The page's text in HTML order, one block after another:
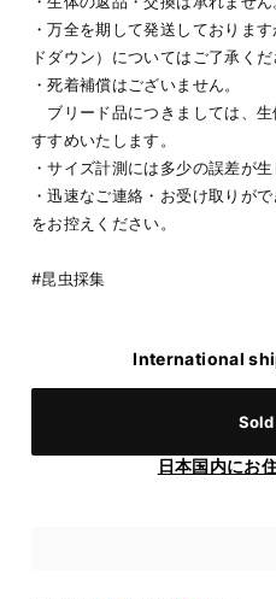
・万全を期して発送しておりま
ドダウン）についてはご了承くだ
・死着補償はございません。
ブリード品につきましては、
すすめいたします。
・サイズ計測には多少の誤差が生
・迅速なご連絡・お受け取りが
をお控えください。
#昆虫採集
International
日本国内にお